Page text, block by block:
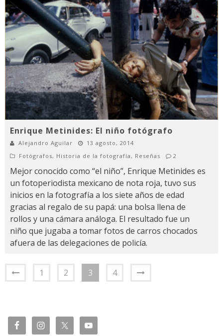
Enrique Metinides: El niño fotógrafo
Alejandro Aguilar
13 agosto, 2014
Fotógrafos, Historia de la fotografía , Reseñas 2
Mejor conocido como “el niño”, Enrique Metinides es
un fotoperiodista mexicano de nota roja, tuvo sus
inicios en la fotografía a los siete años de edad
gracias al regalo de su papá: una bolsa llena de
rollos y una cámara análoga. El resultado fue un
niño que jugaba a tomar fotos de carros chocados
afuera de las delegaciones de policía.
1 2 3 4